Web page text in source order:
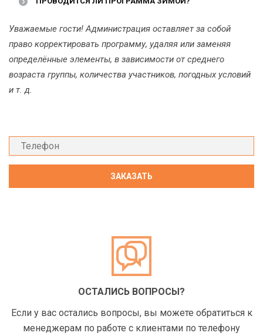
Уважаемые гости! Администрация оставляет за собой
право корректировать программу, удаляя или заменяя
определённые элементы, в зависимости от среднего
возраста группы, количества участников, погодных условий
и т. д.
ОСТАЛИСЬ ВОПРОСЫ?
Если у вас остались вопросы, вы можете обратиться к
менеджерам по работе с клиентами по телефону